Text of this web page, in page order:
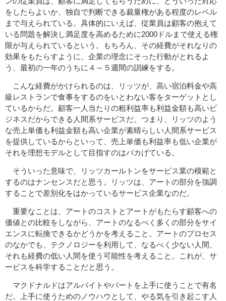
をしたらよいか、独自で判断できる裁量権がある程度のレベル
まで与えられている。具体的にいえば、従業員は顧客の抱えて
いる問題を解決し満足度を高めるために2000ドルまで使える権
限が与えられているという。もちろん、その経費がそれなりの
効果をもたらすように、企業の理念にそった行動がとれるよ
う、最初の一年のうちに４～５週間の訓練をする。
こんな経費がかけられるのは、リッツが、高い宿泊料金や高
級レストランで食事をするのをいとわない客をターゲットとし
ているからだ。顧客一人当たりの粗利益率も利益金額も高いビ
ジネスだからできる人間系サービスだ。つまり、リッツのよう
な売上単価も利益金額も高い企業が素晴らしい人間系サービス
を提供しているからといって、売上単価も利益率も低い企業が
それを理想モデルとして目指すのはバカげている。
そういった意味で、リッツカールトンをサービス業の模範と
するのはナンセンスだと思う。リッツは、アートの部分を強調
することで差別化をはかっているサービス企業なのだ。
重要なことは、アートのコストとアートがもたらす顧客への
価値との比較をしながら、アートのなるべく多くの部分をサイ
エンスに転換できるかどうかを考えること。アートのプロセス
のなかでも、テクノロジーを利用して、なるべく少ない人間、
それも経費の低い人間を使う可能性を考えること。これが、サ
ービスを科学することだと思う。
マクドナルドはアルバイトやパートを上手に使うことで有名
だ。上手に使うためのノウハウとして、やる気を引き起こす人